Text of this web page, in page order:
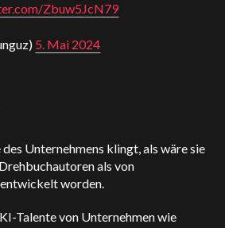
Zbuw5JcN79
5. Mai 2024
Unternehmens klingt, als wäre sie
als von
worden.
Talente von Unternehmen wie